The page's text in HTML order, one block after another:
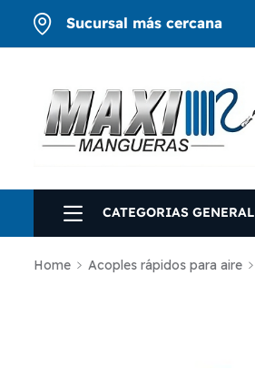
Sucursal más cercana
CATEGORIAS
Home Acoples rápidos para aire